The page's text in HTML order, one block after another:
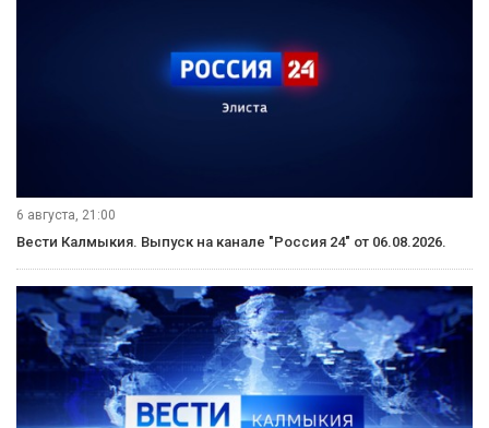
6 августа, 21:00
Вести Калмыкия. Выпуск на канале "Россия 24" от 06.08.2026.